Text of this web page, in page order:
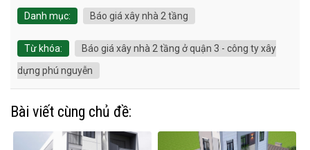
Danh mục: Báo giá xây nhà 2 tầng
Từ khóa:
Báo giá xây nhà 2 tầng ở quận 3 - công ty xây
dựng phú nguyễn
Bài viết cùng chủ đề: